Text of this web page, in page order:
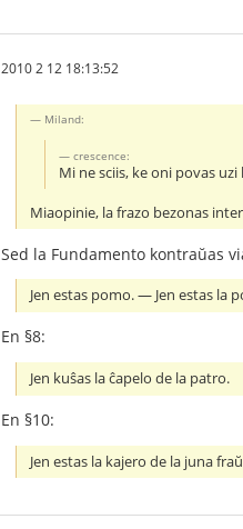
2010 2 12 18:13:52
Miland:
crescence:
Mi ne sciis, ke oni povas
Miaopinie, la frazo bezonas
Sed la Fundamento kontraŭas
Jen estas pomo. ― Jen estas la
En §8:
Jen kuŝas la ĉapelo de la patro.
En §10:
Jen estas la kajero de la juna